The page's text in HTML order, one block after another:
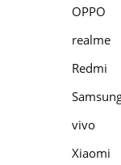
OPPO
realme
Redmi
vivo
Xiaomi